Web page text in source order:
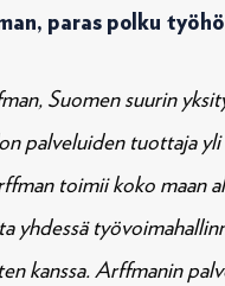
paras polku
Suomen suurin
palveluiden tuottaja
toimii koko maan
yhdessä
kanssa. Arffmanin